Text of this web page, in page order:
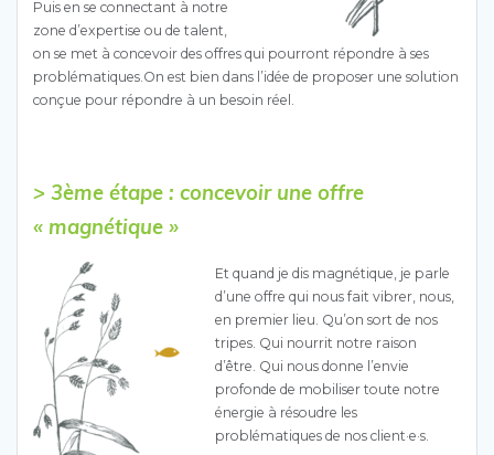
Puis en se connectant à notre
zone d’expertise ou de talent,
on se met à concevoir des offres qui pourront répondre à ses
problématiques.On est bien dans l’idée de proposer une solution
conçue pour répondre à un besoin réel.
> 3ème étape : concevoir une offre
« magnétique »
Et quand je dis magnétique, je parle
d’une offre qui nous fait vibrer, nous,
en premier lieu. Qu’on sort de nos
tripes. Qui nourrit notre raison
d’être. Qui nous donne l’envie
profonde de mobiliser toute notre
énergie à résoudre les
problématiques de nos client·e·s.